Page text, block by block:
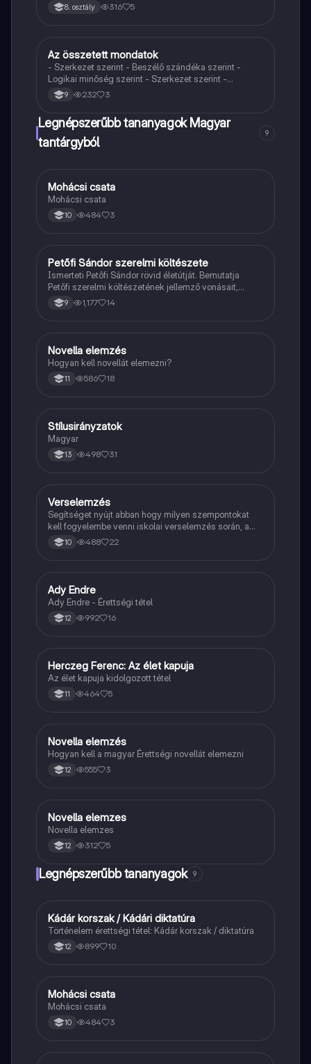
8. osztály 316 5
Magyar
Az összetett mondatok
- Szerkezet szerint - Beszélő szándéka szerint -
Logikai minőség szerint - Szerkezet szerint -
Alárendelő összetett mondatok - Mellérendelő
összetett mondatok
9 232 3
Legnépszerűbb tananyagok Magyar
tantárgyból
9
Magyar
Mohácsi csata
Mohácsi csata
10 484 3
Magyar
Petőfi Sándor szerelmi költészete
Ismerteti Petőfi Sándor rövid életútját. Bemutatja
Petőfi szerelmi költészetének jellemző vonásait,
vereseinek ihletőit és külön kitér a hitvesi
költészetére.
9 1,177 14
Magyar
Novella elemzés
Hogyan kell novellát elemezni?
11 586 18
Magyar
Stílusirányzatok
Magyar
13 498 31
Magyar
Verselemzés
Segítséget nyújt abban hogy milyen szempontokat
kell fogyelembe venni iskolai verselemzés során, a
sikeres dolgozathoz.
10 488 22
Magyar
Ady Endre
Ady Endre - Érettségi tétel
12 992 16
Magyar
Herczeg Ferenc: Az élet kapuja
Az élet kapuja kidolgozott tétel
11 464 5
Magyar
Novella elemzés
Hogyan kell a magyar Érettségi novellát elemezni
12 555 3
Magyar
Novella elemzes
Novella elemzes
12 312 5
Legnépszerűbb tananyagok 9
Töri
Kádár korszak / Kádári diktatúra
Történelem érettségi tétel: Kádár korszak / diktatúra
12 899 10
Magyar
Mohácsi csata
Mohácsi csata
10 484 3